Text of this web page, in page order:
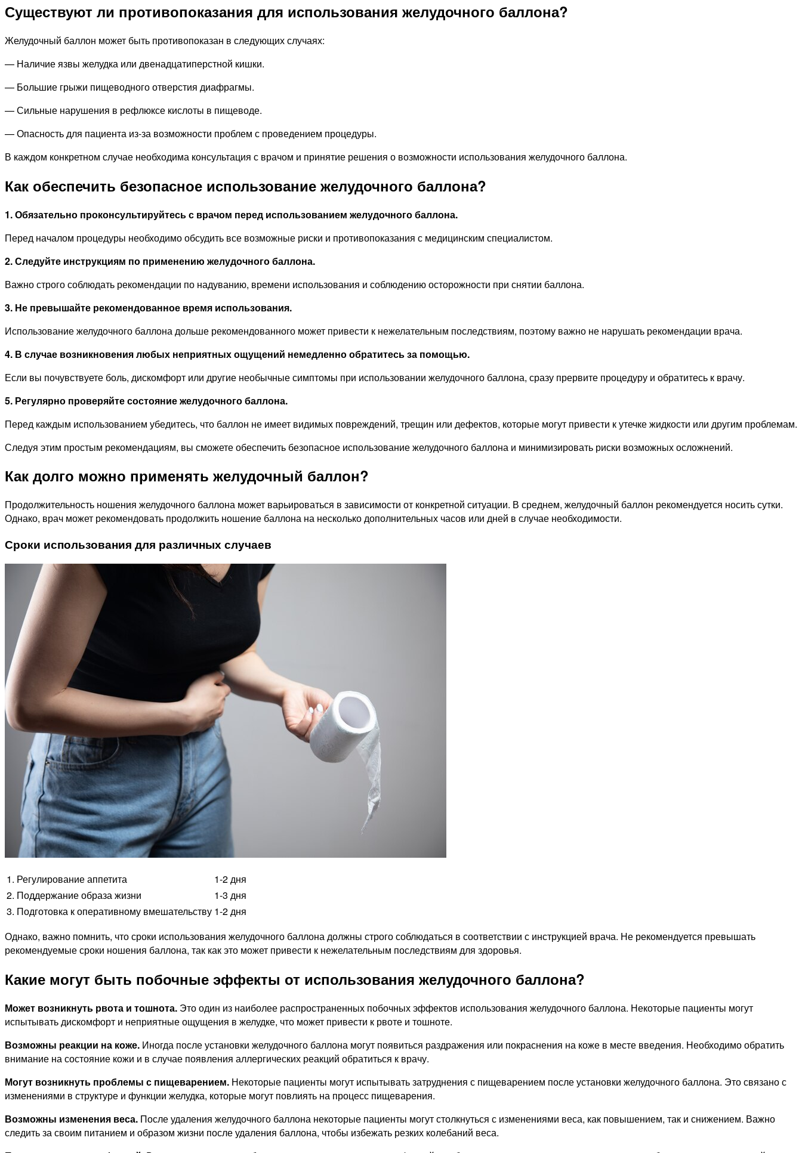
Существуют ли противопоказания для использования желудочного баллона?
Желудочный баллон может быть противопоказан в следующих случаях:
— Наличие язвы желудка или двенадцатиперстной кишки.
— Большие грыжи пищеводного отверстия диафрагмы.
— Сильные нарушения в рефлюксе кислоты в пищеводе.
— Опасность для пациента из-за возможности проблем с проведением процедуры.
В каждом конкретном случае необходима консультация с врачом и принятие решения о возможности использования желудочного баллона.
Как обеспечить безопасное использование желудочного баллона?
1. Обязательно проконсультируйтесь с врачом перед использованием желудочного баллона.
Перед началом процедуры необходимо обсудить все возможные риски и противопоказания с медицинским специалистом.
2. Следуйте инструкциям по применению желудочного баллона.
Важно строго соблюдать рекомендации по надуванию, времени использования и соблюдению осторожности при снятии баллона.
3. Не превышайте рекомендованное время использования.
Использование желудочного баллона дольше рекомендованного может привести к нежелательным последствиям, поэтому важно не нарушать рекомендации врача.
4. В случае возникновения любых неприятных ощущений немедленно обратитесь за помощью.
Если вы почувствуете боль, дискомфорт или другие необычные симптомы при использовании желудочного баллона, сразу прервите процедуру и обратитесь к врачу.
5. Регулярно проверяйте состояние желудочного баллона.
Перед каждым использованием убедитесь, что баллон не имеет видимых повреждений, трещин или дефектов, которые могут привести к утечке жидкости или другим проблемам.
Следуя этим простым рекомендациям, вы сможете обеспечить безопасное использование желудочного баллона и минимизировать риски возможных осложнений.
Как долго можно применять желудочный баллон?
Продолжительность ношения желудочного баллона может варьироваться в зависимости от конкретной ситуации. В среднем, желудочный баллон рекомендуется носить сутки.
Однако, врач может рекомендовать продолжить ношение баллона на несколько дополнительных часов или дней в случае необходимости.
Сроки использования для различных случаев
1. Регулирование аппетита
1-2 дня
2. Поддержание образа жизни
1-3 дня
3. Подготовка к оперативному вмешательству 1-2 дня
Однако, важно помнить, что сроки использования желудочного баллона должны строго соблюдаться в соответствии с инструкцией врача. Не рекомендуется превышать
рекомендуемые сроки ношения баллона, так как это может привести к нежелательным последствиям для здоровья.
Какие могут быть побочные эффекты от использования желудочного баллона?
Может возникнуть рвота и тошнота. Это один из наиболее распространенных побочных эффектов использования желудочного баллона. Некоторые пациенты могут
испытывать дискомфорт и неприятные ощущения в желудке, что может привести к рвоте и тошноте.
Возможны реакции на коже. Иногда после установки желудочного баллона могут появиться раздражения или покраснения на коже в месте введения. Необходимо обратить
внимание на состояние кожи и в случае появления аллергических реакций обратиться к врачу.
Могут возникнуть проблемы с пищеварением. Некоторые пациенты могут испытывать затруднения с пищеварением после установки желудочного баллона. Это связано с
изменениями в структуре и функции желудка, которые могут повлиять на процесс пищеварения.
Возможны изменения веса. После удаления желудочного баллона некоторые пациенты могут столкнуться с изменениями веса, как повышением, так и снижением. Важно
следить за своим питанием и образом жизни после удаления баллона, чтобы избежать резких колебаний веса.